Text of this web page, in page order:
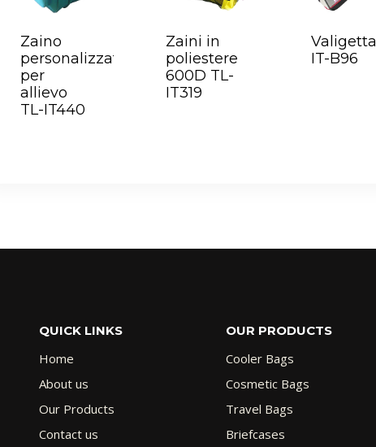
Zaino
personalizzato
per
allievo
TL-IT440
Zaini in
poliestere
600D TL-
IT319
Valigetta
IT-B96
QUICK LINKS
Home
About us
Our Products
Contact us
OUR PRODUCTS
Cooler Bags
Cosmetic Bags
Travel Bags
Briefcases